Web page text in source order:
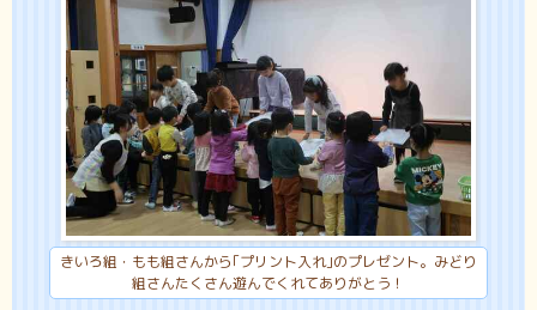
きいろ組・もも組さんから｢プリント入れ｣のプレゼント。みどり
組さんたくさん遊んでくれてありがとう！